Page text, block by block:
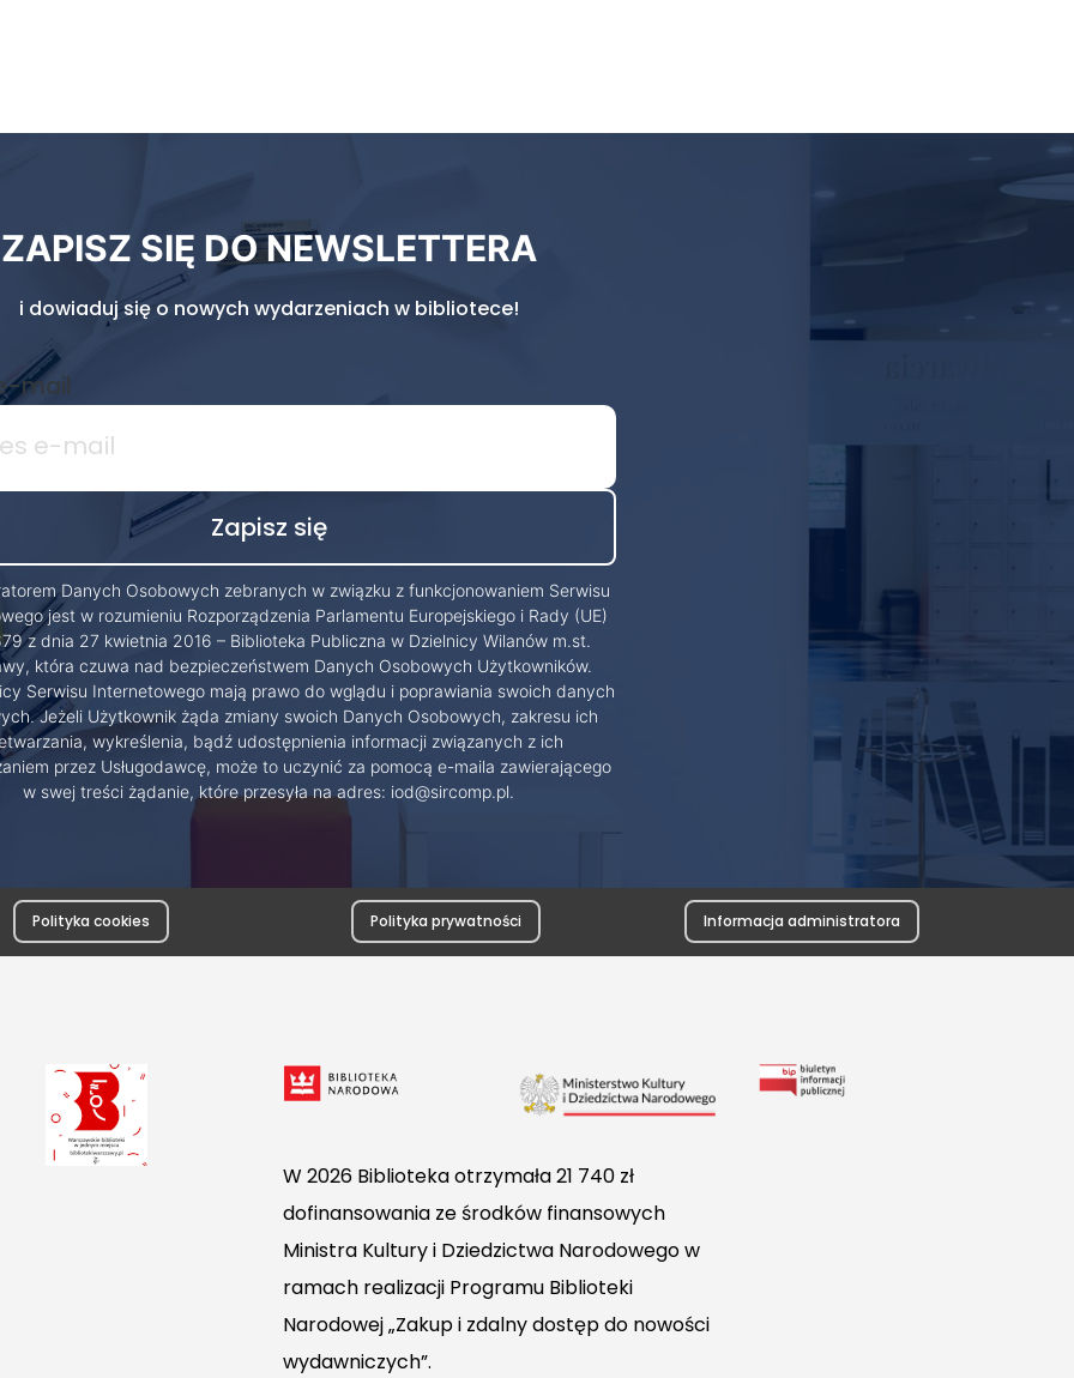
ZAPISZ SIĘ DO NEWSLETTERA
i dowiaduj się o nowych wydarzeniach w bibliotece!
mail
Danych Osobowych zebranych w związku z funkcjonowaniem Serwisu
jest w rozumieniu Rozporządzenia Parlamentu Europejskiego i Rady (UE)
z dnia 27 kwietnia 2016 – Biblioteka Publiczna w Dzielnicy Wilanów m.st.
która czuwa nad bezpieczeństwem Danych Osobowych Użytkowników.
Serwisu Internetowego mają prawo do wglądu i poprawiania swoich danych
Jeżeli Użytkownik żąda zmiany swoich Danych Osobowych, zakresu ich
wykreślenia, bądź udostępnienia informacji związanych z ich
przez Usługodawcę, może to uczynić za pomocą e-maila zawierającego
w swej treści żądanie, które przesyła na adres: iod@sircomp.pl.
Polityka cookies Polityka prywatności Informacja administratora
W 2026 Biblioteka otrzymała 21 740 zł
dofinansowania ze środków finansowych
Ministra Kultury i Dziedzictwa Narodowego w
ramach realizacji Programu Biblioteki
Narodowej „Zakup i zdalny dostęp do nowości
wydawniczych”.
Link